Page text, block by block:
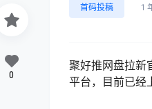
首码投稿 1
聚好推网盘拉新
平台，目前已经
0